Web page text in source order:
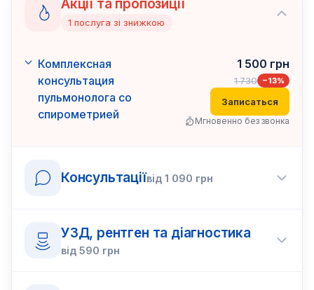
Акції та пропозиції
1 послуга зі знижкою
Комплексная
консультация
пульмонолога со
спирометрией
1 500 грн
1 730 −13%
Записаться
Мгновенно без звонка
Консультаціївід 1 090 грн
УЗД, рентген та діагностика
від 590 грн